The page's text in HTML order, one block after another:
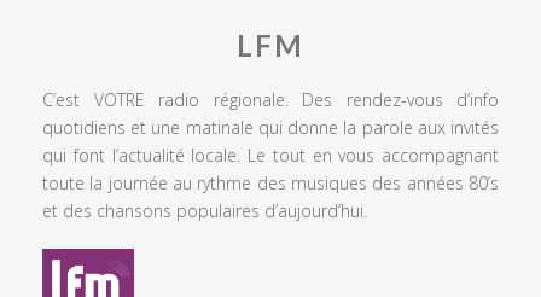
LFM
C’est VOTRE radio régionale. Des rendez-vous d’info
quotidiens et une matinale qui donne la parole aux invités
qui font l’actualité locale. Le tout en vous accompagnant
toute la journée au rythme des musiques des années 80’s
et des chansons populaires d’aujourd’hui.